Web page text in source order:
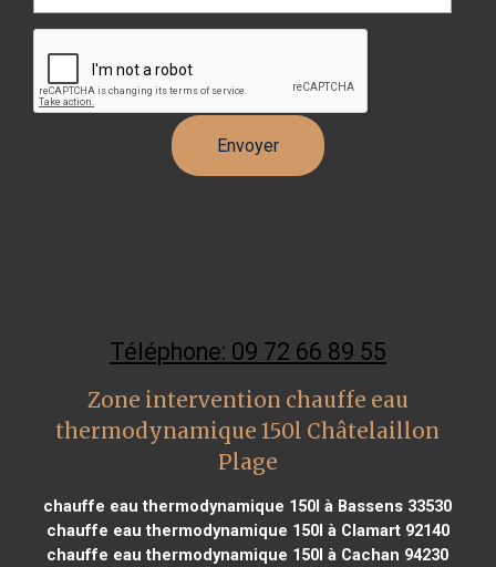
Téléphone: 09 72 66 89 55
Zone intervention chauffe eau
thermodynamique 150l Châtelaillon
Plage
chauffe eau thermodynamique 150l à Bassens 33530
chauffe eau thermodynamique 150l à Clamart 92140
chauffe eau thermodynamique 150l à Cachan 94230